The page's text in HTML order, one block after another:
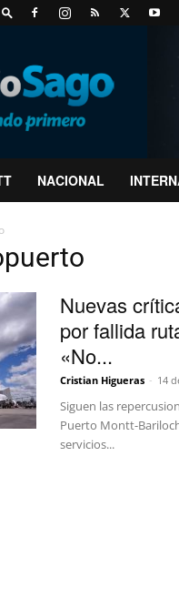
NACIONAL
Nuevas
por fallida
«No...
Cristian Higueras - 14
Siguen las
Puerto Montt-
servicios...